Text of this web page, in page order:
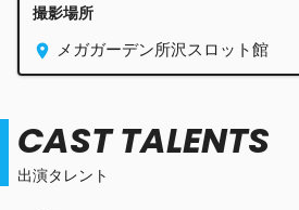
撮影場所
メガガーデン所沢スロット館
出演タレント
CAST TALENTS